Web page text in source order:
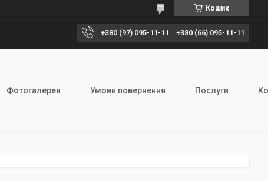
Кошик
+380 (97) 095-11-11 +380 (66) 095-11-11
Фотогалерея Умови повернення Послуги